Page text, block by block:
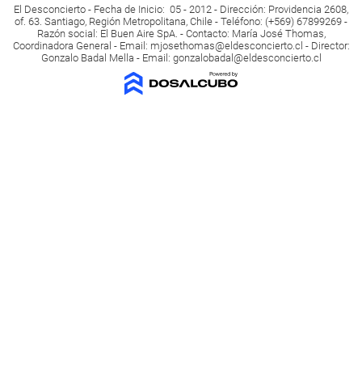
El Desconcierto - Fecha de Inicio: 05 - 2012 - Dirección: Providencia 2608,
of. 63. Santiago, Región Metropolitana, Chile - Teléfono: (+569) 67899269 -
Razón social: El Buen Aire SpA. - Contacto: María José Thomas,
Coordinadora General - Email: mjosethomas@eldesconcierto.cl - Director:
Gonzalo Badal Mella - Email: gonzalobadal@eldesconcierto.cl